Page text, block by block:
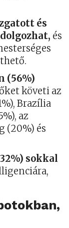
és
és
(56%)
követi az
Brazília
az
(20%) és
sokkal